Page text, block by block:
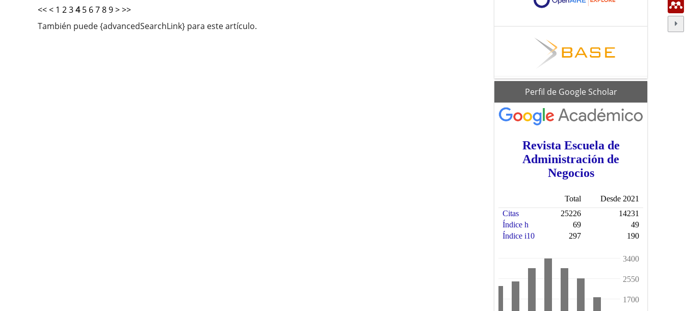
<<< 1 234 5 6789>>>
También puede {advancedSearchLink} para este artículo.
scholarPerfil de Google Scholar